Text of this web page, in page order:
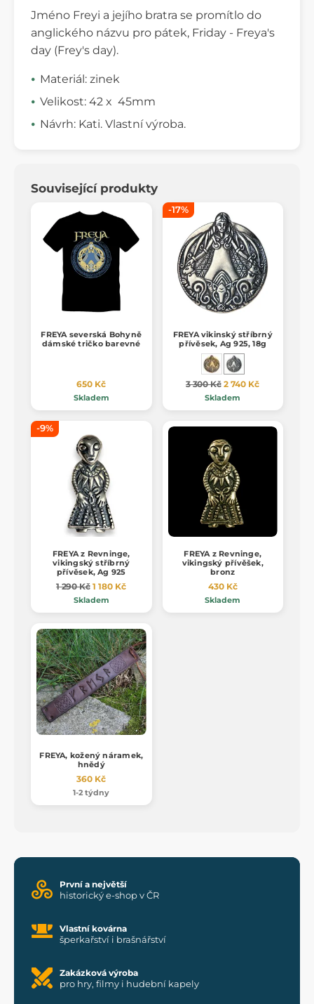
Jméno Freyi a jejího bratra se promítlo do
anglického názvu pro pátek, Friday - Freya's
day (Frey's day).
Materiál: zinek
Velikost: 42 x 45mm
Návrh: Kati. Vlastní výroba.
Související produkty
FREYA severská Bohyně
dámské tričko barevné
650 Kč
Skladem
-17%
FREYA vikinský stříbrný
přívěsek, Ag 925, 18g
3 300 Kč 2 740 Kč
Skladem
-9%
FREYA z Revninge,
vikingský stříbrný
přívěsek, Ag 925
1 290 Kč 1 180 Kč
Skladem
FREYA z Revninge,
vikingský přívěšek,
bronz
430 Kč
Skladem
FREYA, kožený náramek,
hnědý
360 Kč
1-2 týdny
První a největší
historický e-shop v ČR
Vlastní kovárna
šperkařství i brašnářství
Zakázková výroba
pro hry, filmy i hudební kapely